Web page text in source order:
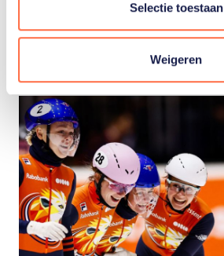
Selectie toestaan
Weigeren
Gerelateerde
artikelen